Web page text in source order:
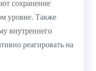
сохранение
уровне. Также
внутреннего
реагировать на